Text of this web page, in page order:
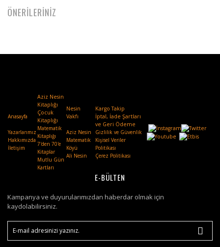
ÖNERİLERİNİZ
Anasayfa
Yazarlarımız
Hakkımızda
İletişim
Aziz Nesin
Kitaplığı
Çocuk
Kitaplığı
Matematik
Kitaplığı
7'den 70'e
Kitaplar
Mutlu Gün
Kartları
Nesin
Vakfı
Aziz Nesin
Matematik
Köyü
Ali Nesin
Kargo Takip
İptal, İade Şartları
ve Geri Ödeme
Gizlilik ve Güvenlik
Kişisel Veriler
Politikası
Çerez Politikası
E-BÜLTEN
Kampanya ve duyurularımızdan haberdar olmak için
kaydolabilirsiniz.